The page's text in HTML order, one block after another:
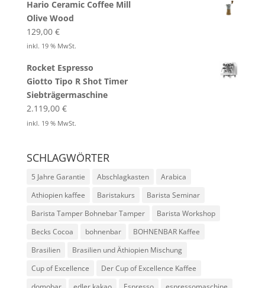
Hario Ceramic Coffee Mill
Olive Wood
129,00 €
inkl. 19 % MwSt.
Rocket Espresso
Giotto Tipo R Shot Timer
Siebträgermaschine
2.119,00 €
inkl. 19 % MwSt.
SCHLAGWÖRTER
5 Jahre Garantie Abschlagkasten
Arabica
Athiopien kaffee
Baristakurs
Barista Seminar
Barista Tamper Bohnebar Tamper
Barista Workshop
Becks Cocoa
bohnenbar
BOHNENBAR Kaffee
Brasilien
Brasilien und Äthiopien Mischung
Cup of Excellence
Der Cup of Excellence Kaffee